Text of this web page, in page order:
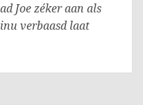
Joe zéker aan als
verbaasd laat